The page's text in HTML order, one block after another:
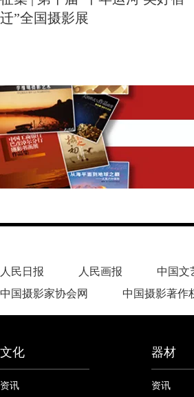
迁”全国摄影展
人民日报 人民画报 中国文
中国摄影家协会网
中国摄影著作
文化
资讯
器材
资讯